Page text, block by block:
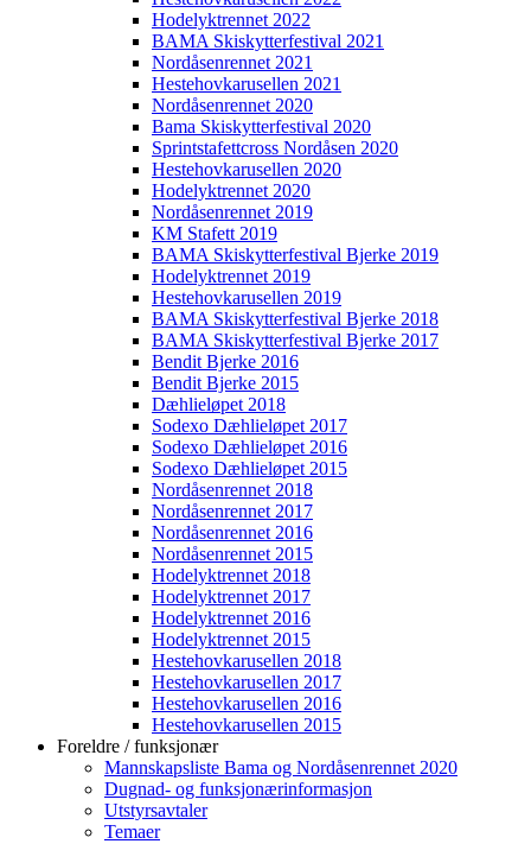
Hodelyktrennet 2022
BAMA Skiskytterfestival 2021
Nordåsenrennet 2021
Hestehovkarusellen 2021
Nordåsenrennet 2020
Bama Skiskytterfestival 2020
Sprintstafettcross Nordåsen 2020
Hestehovkarusellen 2020
Hodelyktrennet 2020
Nordåsenrennet 2019
KM Stafett 2019
BAMA Skiskytterfestival Bjerke 2019
Hodelyktrennet 2019
Hestehovkarusellen 2019
BAMA Skiskytterfestival Bjerke 2018
BAMA Skiskytterfestival Bjerke 2017
Bendit Bjerke 2016
Bendit Bjerke 2015
Dæhlieløpet 2018
Sodexo Dæhlieløpet 2017
Sodexo Dæhlieløpet 2016
Sodexo Dæhlieløpet 2015
Nordåsenrennet 2018
Nordåsenrennet 2017
Nordåsenrennet 2016
Nordåsenrennet 2015
Hodelyktrennet 2018
Hodelyktrennet 2017
Hodelyktrennet 2016
Hodelyktrennet 2015
Hestehovkarusellen 2018
Hestehovkarusellen 2017
Hestehovkarusellen 2016
Hestehovkarusellen 2015
Foreldre / funksjonær
Mannskapsliste Bama og Nordåsenrennet 2020
Dugnad- og funksjonærinformasjon
Utstyrsavtaler
Temaer